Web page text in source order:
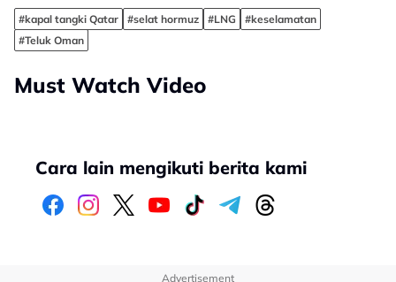
#kapal tangki Qatar #selat hormuz #LNG
#keselamatan
#Teluk Oman
Must Watch Video
Cara lain mengikuti berita kami
Advertisement